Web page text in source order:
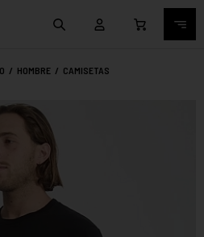
/ HOMBRE / CAMISETAS